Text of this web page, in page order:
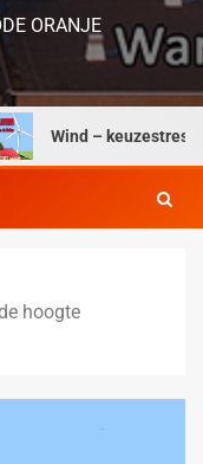
ORANJE
– keuzestress
hoogte